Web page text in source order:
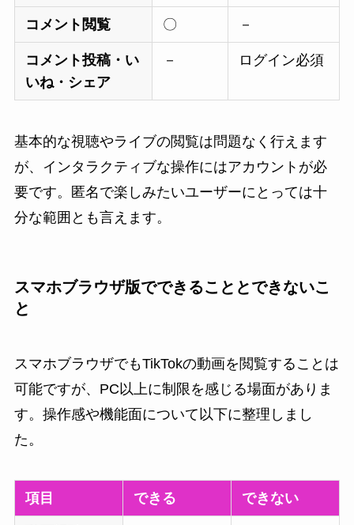
コメント閲覧 〇 －
コメント投稿・い
いね・シェア
－ ログイン必須
基本的な視聴やライブの閲覧は問題なく行えます
が、インタラクティブな操作にはアカウントが必
要です。匿名で楽しみたいユーザーにとっては十
分な範囲とも言えます。
スマホブラウザ版でできることとできないこ
と
スマホブラウザでもTikTokの動画を閲覧することは
可能ですが、PC以上に制限を感じる場面がありま
す。操作感や機能面について以下に整理しまし
た。
項目 できる できない